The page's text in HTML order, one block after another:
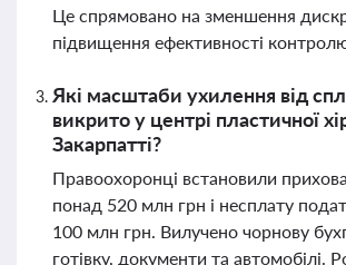
Це спрямовано на зменшення
підвищення ефективності
Які масштаби ухилення від
викрито у центрі пластичної
Закарпатті?
Правоохоронці встановили
понад 520 млн грн і несплату
100 млн грн. Вилучено чорнову
готівку, документи та автомобілі.